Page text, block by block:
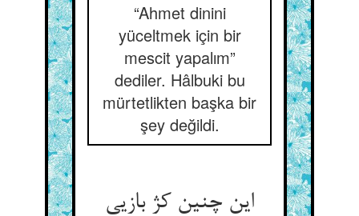
“Ahmet dinini
yüceltmek için bir
mescit yapalım”
dediler. Hâlbuki bu
mürtetlikten başka bir
şey değildi.
این چنین کژ بازیی